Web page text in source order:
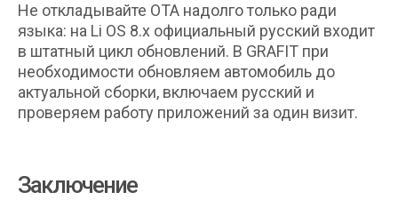
Не откладывайте OTA надолго только ради
языка: на Li OS 8.x официальный русский входит
в штатный цикл обновлений. В GRAFIT при
необходимости обновляем автомобиль до
актуальной сборки, включаем русский и
проверяем работу приложений за один визит.
Заключение